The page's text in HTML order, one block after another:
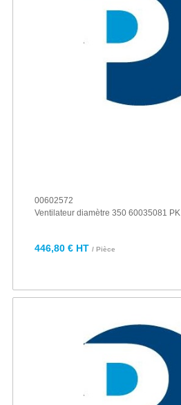
00602572
Ventilateur diamètre 350 60035081 PK
446,80 € HT / Pièce